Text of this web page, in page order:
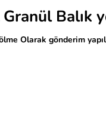
Balık
Olarak gönderim